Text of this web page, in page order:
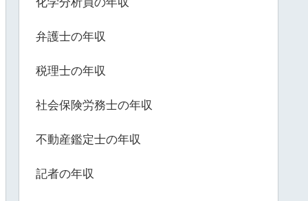
化学分析員の年収
弁護士の年収
税理士の年収
社会保険労務士の年収
不動産鑑定士の年収
記者の年収